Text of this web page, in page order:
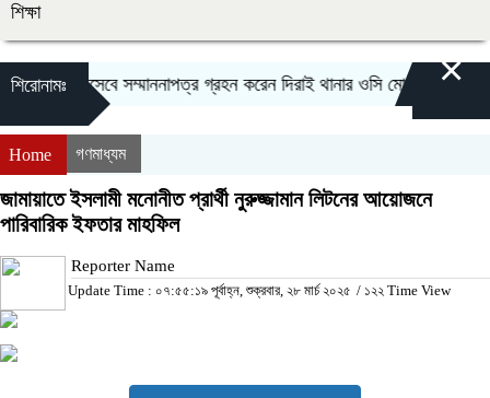
শিক্ষা
শিরোনামঃ
অফিসার হিসেবে সম্মাননাপত্র গ্রহন করেন দিরাই থানার ওসি মোঃ আমিনুল ইসলাম
×
Home গণমাধ্যম
জামায়াতে ইসলামী মনোনীত প্রার্থী নুরুজ্জামান লিটনের আয়োজনে
পারিবারিক ইফতার মাহফিল
Reporter Name
Update Time : ০৭:৫৫:১৯ পূর্বাহ্ন, শুক্রবার, ২৮ মার্চ ২০২৫ / ১২২ Time View